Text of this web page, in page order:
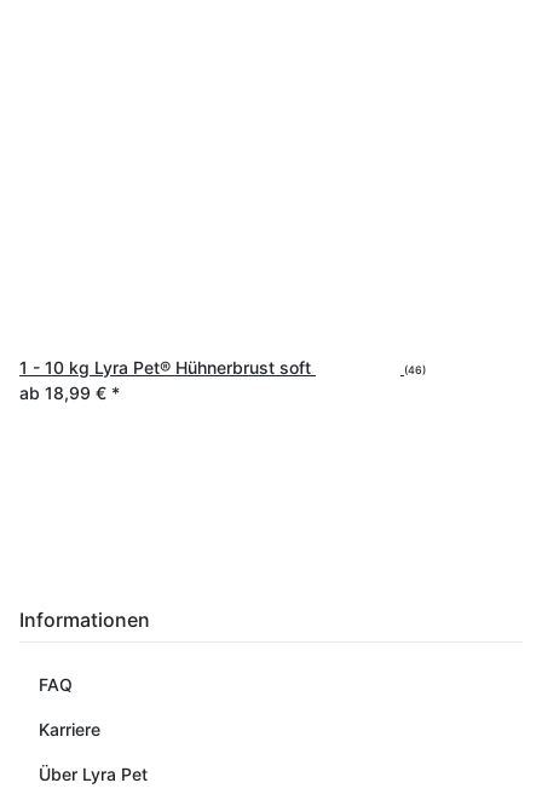
1 - 10 kg Lyra Pet® Hühnerbrust soft (46)
ab 18,99 € *
Informationen
FAQ
Karriere
Über Lyra Pet